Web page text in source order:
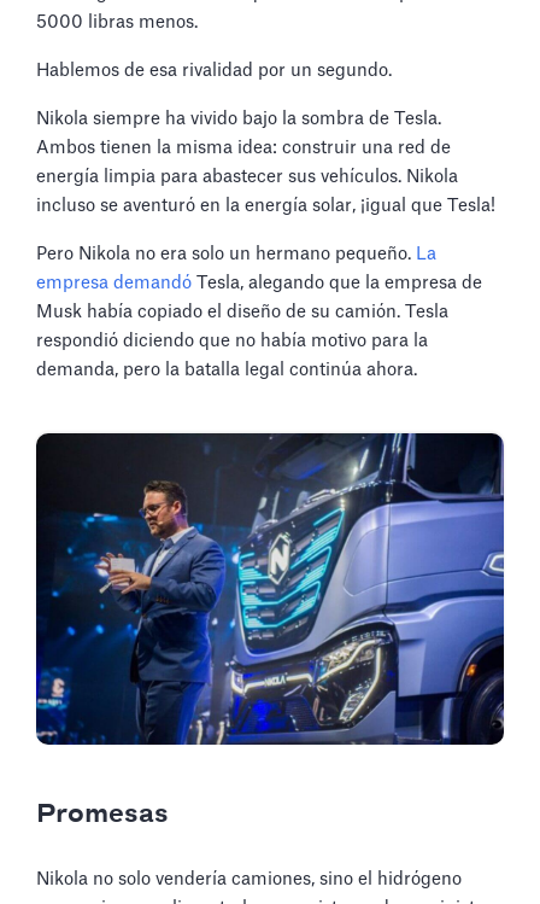
5000 libras menos.
Hablemos de esa rivalidad por un segundo.
Nikola siempre ha vivido bajo la sombra de Tesla.
Ambos tienen la misma idea: construir una red de
energía limpia para abastecer sus vehículos. Nikola
incluso se aventuró en la energía solar, ¡igual que Tesla!
Pero Nikola no era solo un hermano pequeño. La
empresa demandó Tesla, alegando que la empresa de
Musk había copiado el diseño de su camión. Tesla
respondió diciendo que no había motivo para la
demanda, pero la batalla legal continúa ahora.
Promesas
Nikola no solo vendería camiones, sino el hidrógeno